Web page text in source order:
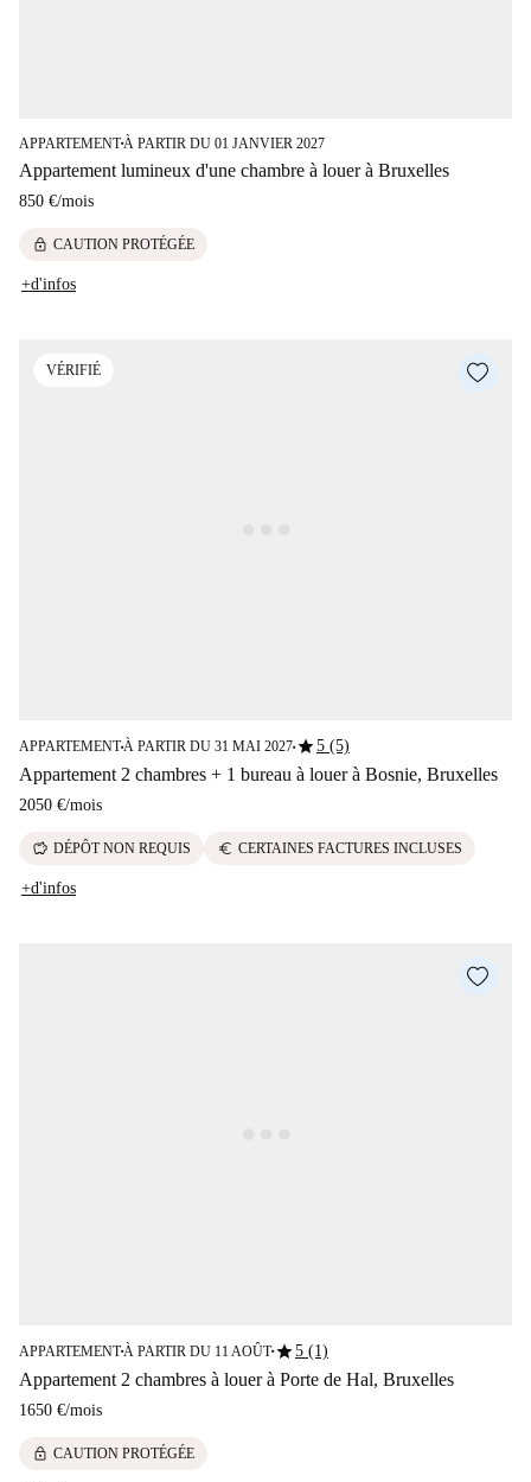
APPARTEMENT■À PARTIR DU 01 JANVIER 2027
Appartement lumineux d'une chambre à louer à Bruxelles
850 €/mois
lock CAUTION PROTÉGÉE
+d'infos
VÉRIFIÉ
APPARTEMENT■À PARTIR DU 31 MAI 2027■star5 (5)
Appartement 2 chambres + 1 bureau à louer à Bosnie, Bruxelles
2050 €/mois
savings DÉPÔT NON REQUIS euro CERTAINES FACTURES INCLUSES
+d'infos
APPARTEMENT■À PARTIR DU 11 AOÛT■star5 (1)
Appartement 2 chambres à louer à Porte de Hal, Bruxelles
1650 €/mois
lock CAUTION PROTÉGÉE